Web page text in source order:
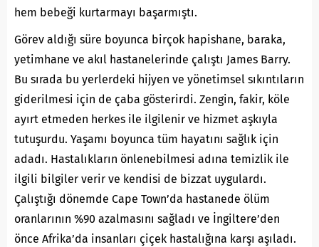
hem bebeği kurtarmayı başarmıştı.
Görev aldığı süre boyunca birçok hapishane, baraka,
yetimhane ve akıl hastanelerinde çalıştı James Barry.
Bu sırada bu yerlerdeki hijyen ve yönetimsel sıkıntıların
giderilmesi için de çaba gösterirdi. Zengin, fakir, köle
ayırt etmeden herkes ile ilgilenir ve hizmet aşkıyla
tutuşurdu. Yaşamı boyunca tüm hayatını sağlık için
adadı. Hastalıkların önlenebilmesi adına temizlik ile
ilgili bilgiler verir ve kendisi de bizzat uygulardı.
Çalıştığı dönemde Cape Town’da hastanede ölüm
oranlarının %90 azalmasını sağladı ve İngiltere’den
önce Afrika’da insanları çiçek hastalığına karşı aşıladı.